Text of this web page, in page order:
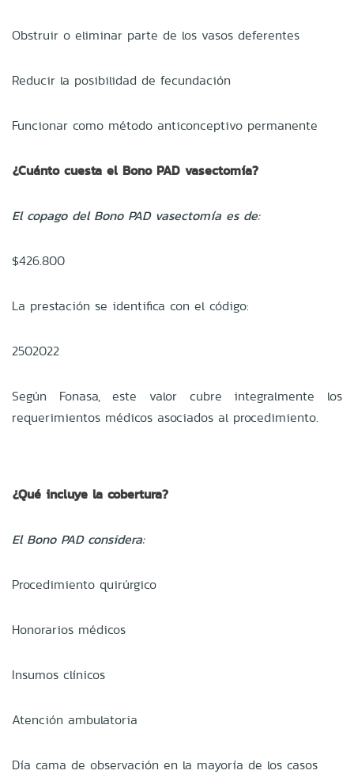
Obstruir o eliminar parte de los vasos deferentes
Reducir la posibilidad de fecundación
Funcionar como método anticonceptivo permanente
¿Cuánto cuesta el Bono PAD vasectomía?
El copago del Bono PAD vasectomía es de:
$426.800
La prestación se identifica con el código:
2502022
Según Fonasa, este valor cubre integralmente los
requerimientos médicos asociados al procedimiento.
¿Qué incluye la cobertura?
El Bono PAD considera:
Procedimiento quirúrgico
Honorarios médicos
Insumos clínicos
Atención ambulatoria
Día cama de observación en la mayoría de los casos